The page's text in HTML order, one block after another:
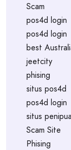
Scam
pos4d login
pos4d login
best
jeetcity
phising
situs pos4d
pos4d login
situs
Scam Site
Phising